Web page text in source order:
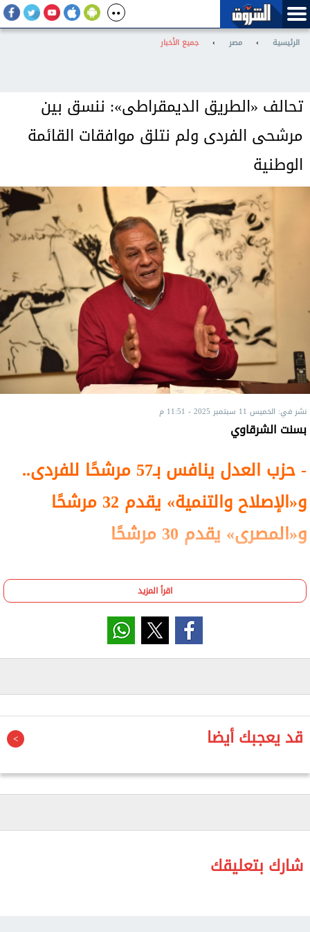
الرئيسية › مصر › جميع الأخبار
تحالف «الطريق الديمقراطى»: ننسق بين
مرشحى الفردى ولم نتلق موافقات القائمة
الوطنية
نشر في: الخميس 11 سبتمبر 2025 - 11:51 م
بسنت الشرقاوي
- حزب العدل ينافس بـ57 مرشحًا للفردى..
و«الإصلاح والتنمية» يقدم 32 مرشحًا
و«المصرى» يقدم 30 مرشحًا
يستعد تحالف الطريق الديمقراطى، الذى يضم
أحزاب المصرى الديمقراطى الاجتماعى، والإصلاح
فى انتخابات مجلس النواب القادمة. ويهدف
التحالف إلى التنسيق بين أعضائه لتجنب التنافس
فى الدوائر الانتخابية ذاته، بخلاف المرشحين الذين
مصر.
وفى هذا الصدد، صرح رئيس حزب الإصلاح والتنمية، محمد
تجتمع بشكل مستمر لتنسيق المواقف وضمان عدم تداخل
المرشحين فى نفس الدوائر.
اقرأ المزيد
قد يعجبك أيضا
شارك بتعليقك